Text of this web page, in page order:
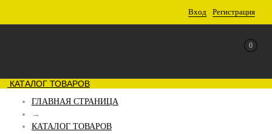
Вход Регистрация
0
КАТАЛОГ ТОВАРОВ
ГЛАВНАЯ СТРАНИЦА
→
КАТАЛОГ ТОВАРОВ